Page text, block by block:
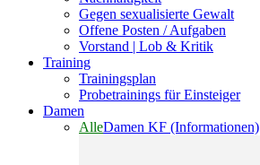
Gegen sexualisierte Gewalt
Offene Posten / Aufgaben
Vorstand | Lob & Kritik
Training
Trainingsplan
Probetrainings für Einsteiger
Damen
AlleDamen KF (Informationen)